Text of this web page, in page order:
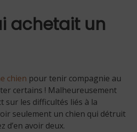
achetait un
chien pour tenir compagnie au
certains ! Malheureusement
sur les difficultés liés à la
seulement un chien qui détruit
d’en avoir deux.